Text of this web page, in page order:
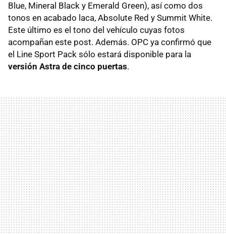
Blue, Mineral Black y Emerald Green), así como dos
tonos en acabado laca, Absolute Red y Summit White.
Este último es el tono del vehículo cuyas fotos
acompañan este post. Además. OPC ya confirmó que
el Line Sport Pack sólo estará disponible para la
versión Astra de cinco puertas.